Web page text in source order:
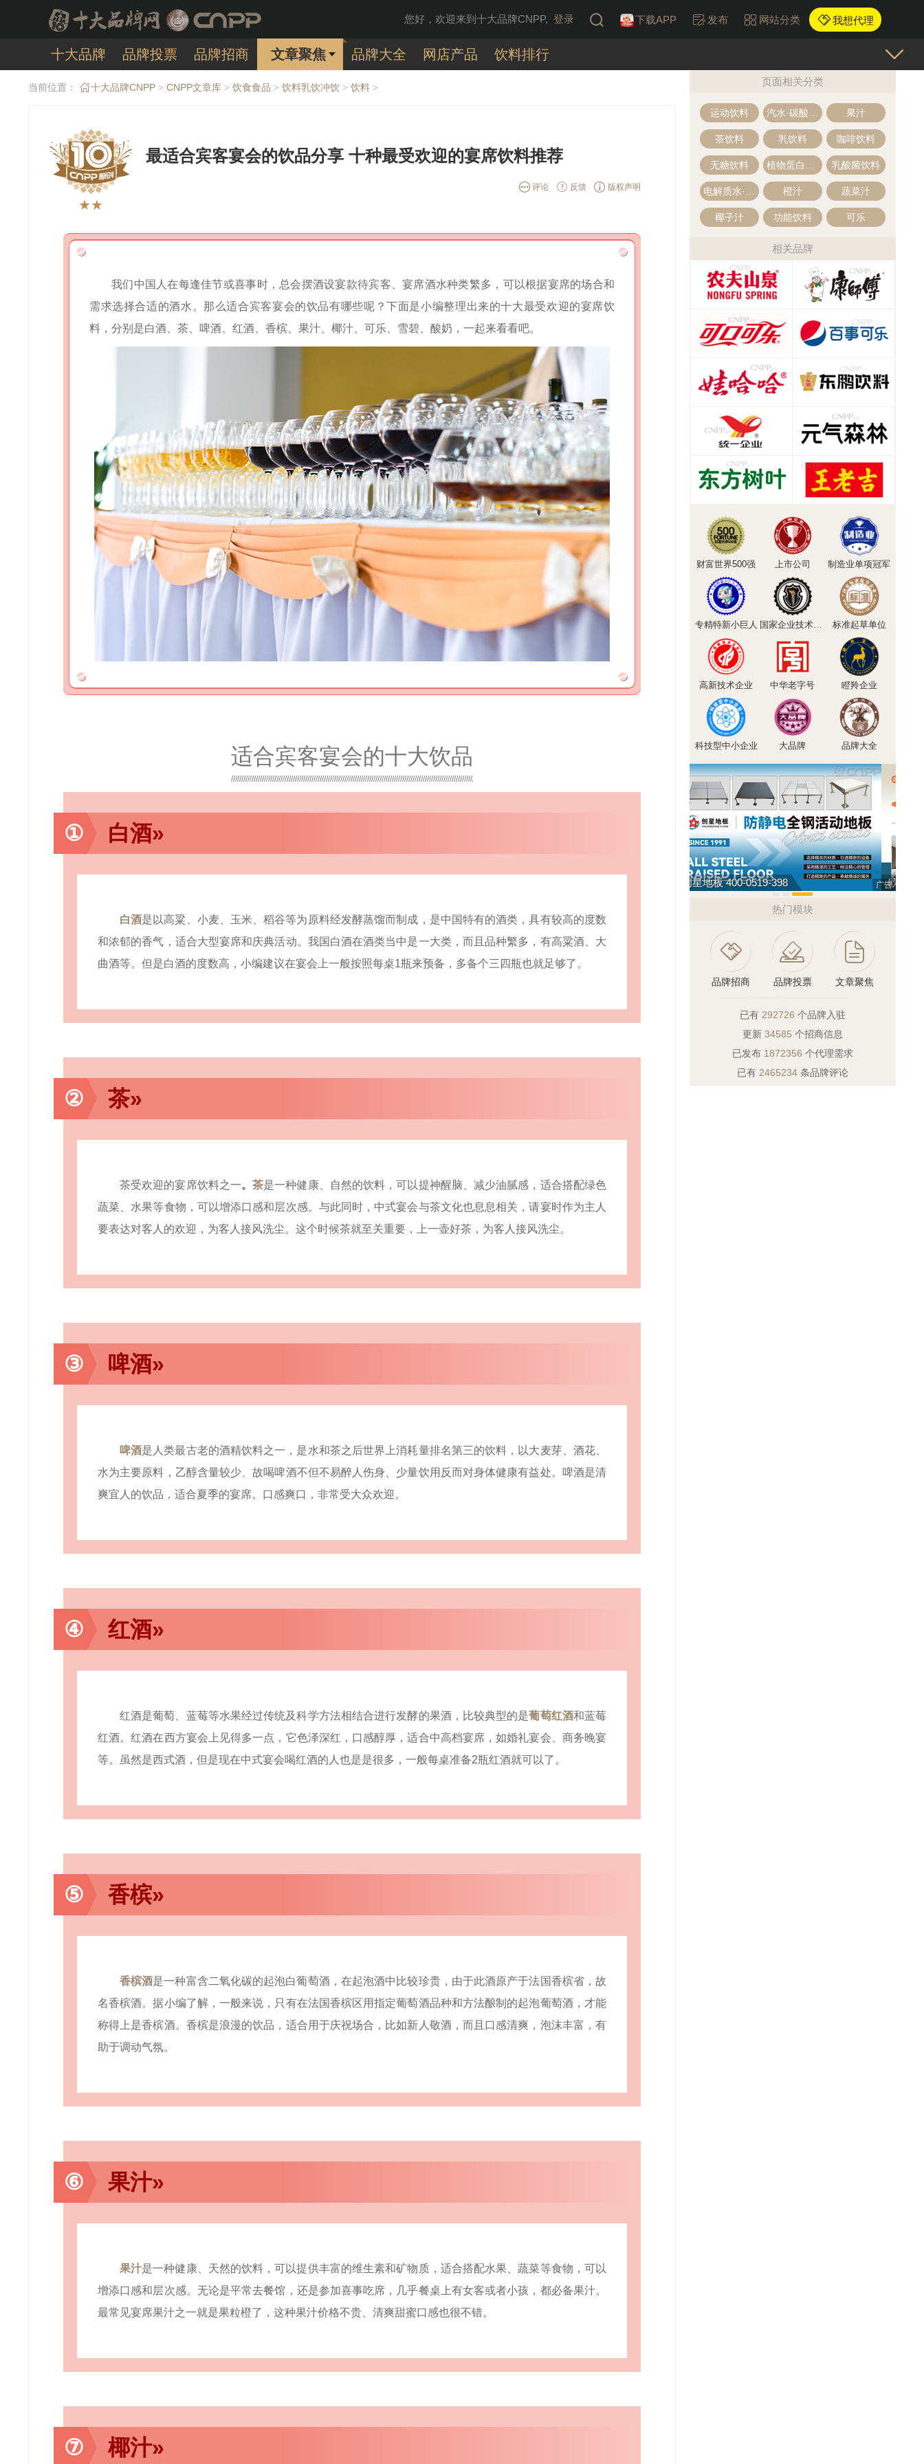
您好，欢迎来到十大品牌CNPP, 登录 下载APP 发布 网站分类 我想代理
十大品牌 品牌投票 品牌招商 文章聚焦 品牌大全 网店产品 饮料排行
当前位置： 十大品牌CNPP > CNPP文章库 > 饮食食品 > 饮料乳饮冲饮 > 饮料 >
★★
最适合宾客宴会的饮品分享 十种最受欢迎的宴席饮料推荐
评论 反馈 版权声明
我们中国人在每逢佳节或喜事时，总会摆酒设宴款待宾客、宴席酒水种类繁多，可以根据宴席的场合和
需求选择合适的酒水。那么适合宾客宴会的饮品有哪些呢？下面是小编整理出来的十大最受欢迎的宴席饮
料，分别是白酒、茶、啤酒、红酒、香槟、果汁、椰汁、可乐、雪碧、酸奶 ，一起来看看吧。
适合宾客宴会的十大饮品
① 白酒»
白酒是以高粱、小麦、玉米、稻谷等为原料经发酵蒸馏而制成，是中国特有的酒类，具有较高的度数
和浓郁的香气，适合大型宴席和庆典活动。我国白酒在酒类当中是一大类，而且品种繁多，有高粱酒、大
曲酒等。但是白酒的度数高，小编建议在宴会上一般按照每桌1瓶来预备，多备个三四瓶也就足够了。
② 茶»
茶受欢迎的宴席饮料之一。茶是一种健康、自然的饮料，可以提神醒脑、减少油腻感，适合搭配绿色
蔬菜、水果等食物，可以增添口感和层次感。与此同时，中式宴会与茶文化也息息相关，请宴时作为主人
要表达对客人的欢迎，为客人接风洗尘。这个时候茶就至关重要，上一壶好茶，为客人接风洗尘。
③ 啤酒»
啤酒是人类最古老的酒精饮料之一，是水和茶之后世界上消耗量排名第三的饮料，以大麦芽、酒花、
水为主要原料，乙醇含量较少、故喝啤酒不但不易醉人伤身、少量饮用反而对身体健康有益处。啤酒是清
爽宜人的饮品，适合夏季的宴席。口感爽口，非常受大众欢迎。
④ 红酒»
红酒是葡萄、蓝莓等水果经过传统及科学方法相结合进行发酵的果酒，比较典型的是葡萄红酒和蓝莓
红酒。红酒在西方宴会上见得多一点，它色泽深红，口感醇厚，适合中高档宴席，如婚礼宴会、商务晚宴
等。虽然是西式酒，但是现在中式宴会喝红酒的人也是是很多，一般每桌准备2瓶红酒就可以了。
⑤ 香槟»
香槟酒是一种富含二氧化碳的起泡白葡萄酒，在起泡酒中比较珍贵，由于此酒原产于法国香槟省，故
名香槟酒。据小编了解，一般来说，只有在法国香槟区用指定葡萄酒品种和方法酿制的起泡葡萄酒，才能
称得上是香槟酒。香槟是浪漫的饮品，适合用于庆祝场合，比如新人敬酒，而且口感清爽，泡沫丰富，有
助于调动气氛。
⑥ 果汁»
果汁是一种健康、天然的饮料，可以提供丰富的维生素和矿物质，适合搭配水果、蔬菜等食物，可以
增添口感和层次感。无论是平常去餐馆，还是参加喜事吃席，几乎餐桌上有女客或者小孩，都必备果汁。
最常见宴席果汁之一就是果粒橙了，这种果汁价格不贵、清爽甜蜜口感也很不错。
⑦ 椰汁»
页面相关分类
运动饮料 果汁
茶饮料 乳饮料 咖啡饮料
无糖饮料 乳酸菌饮料
橙汁 蔬菜汁
椰子汁 功能饮料 可乐
相关品牌
财富世界500强 上市公司 制造业单项冠军
专精特新小巨人 国家企业技术中心 标准起草单位
高新技术企业 中华老字号 瞪羚企业
科技型中小企业 大品牌 品牌大全
肯帝亚KENTIER 4006-026-011 广告
热门模块
品牌招商 品牌投票 文章聚焦
已有 292726 个品牌入驻
更新 34585 个招商信息
已发布 1872356 个代理需求
已有 2465234 条品牌评论